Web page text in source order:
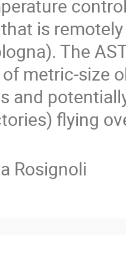
is
The
metric-size
and
flying
Rosignoli